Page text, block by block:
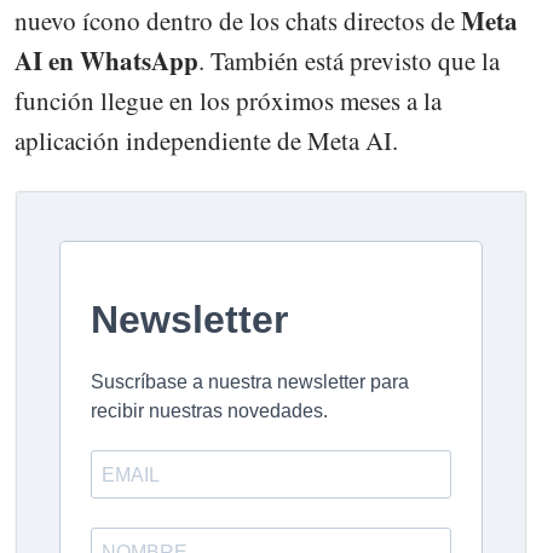
nuevo ícono dentro de los chats directos deMeta
AI en WhatsApp. También está previsto que la
función llegue en los próximos meses a la
aplicación independiente de Meta AI.